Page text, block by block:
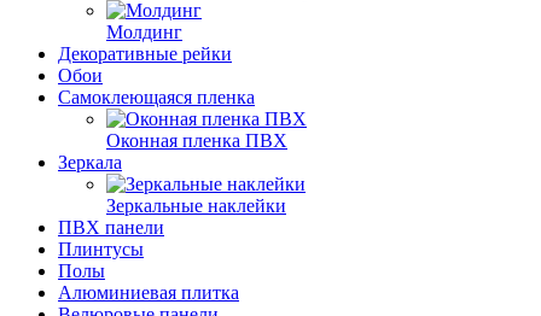
Молдинг
Декоративные рейки
Обои
Самоклеющаяся пленка
Оконная пленка ПВХ
Зеркала
Зеркальные наклейки
ПВХ панели
Плинтусы
Полы
Алюминиевая плитка